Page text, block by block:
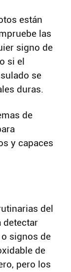
están
las
signo de
si el
se
duras.
de
y capaces
del
detectar
signos de
de
pero los